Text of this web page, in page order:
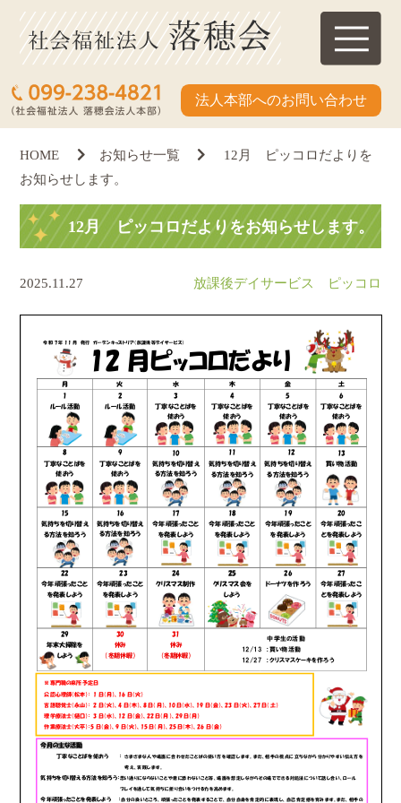
法人本部へのお問い合わせ
HOME お知らせ一覧
12月 ピッコロだよりを
お知らせします。
12月 ピッコロだよりをお知らせします。
放課後デイサービス ピッコロ
2025.11.27